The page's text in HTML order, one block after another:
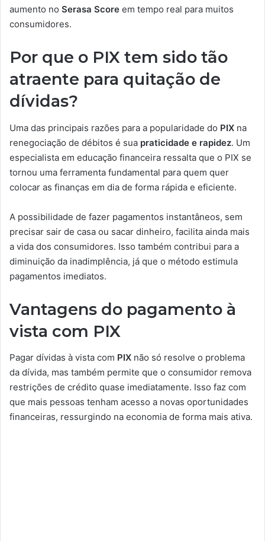
aumento no Serasa Score em tempo real para muitos
consumidores.
Por que o PIX tem sido tão
atraente para quitação de
dívidas?
Uma das principais razões para a popularidade do PIX na
renegociação de débitos é sua praticidade e rapidez. Um
especialista em educação financeira ressalta que o PIX se
tornou uma ferramenta fundamental para quem quer
colocar as finanças em dia de forma rápida e eficiente.
A possibilidade de fazer pagamentos instantâneos, sem
precisar sair de casa ou sacar dinheiro, facilita ainda mais
a vida dos consumidores. Isso também contribui para a
diminuição da inadimplência, já que o método estimula
pagamentos imediatos.
Vantagens do pagamento à
vista com PIX
Pagar dívidas à vista com PIX não só resolve o problema
da dívida, mas também permite que o consumidor remova
restrições de crédito quase imediatamente. Isso faz com
que mais pessoas tenham acesso a novas oportunidades
financeiras, ressurgindo na economia de forma mais ativa.